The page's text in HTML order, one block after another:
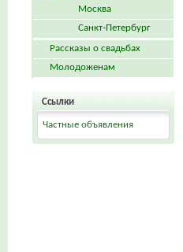
Москва
Санкт-Петербург
Рассказы о свадьбах
Молодоженам
Ссылки
Частные объявления